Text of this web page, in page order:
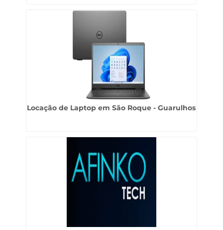
Locação de Laptop em São Roque - Guarulhos